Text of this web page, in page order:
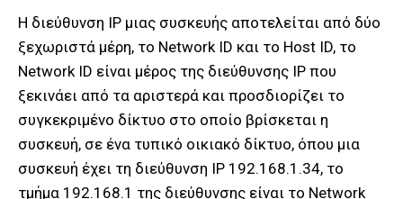
Η διεύθυνση IP μιας συσκευής αποτελείται από δύο
ξεχωριστά μέρη, το Network ID και το Host ID, το
Network ID είναι μέρος της διεύθυνσης IP που
ξεκινάει από τα αριστερά και προσδιορίζει το
συγκεκριμένο δίκτυο στο οποίο βρίσκεται η
συσκευή, σε ένα τυπικό οικιακό δίκτυο, όπου μια
συσκευή έχει τη διεύθυνση IP 192.168.1.34, το
τμήμα 192.168.1 της διεύθυνσης είναι το Network